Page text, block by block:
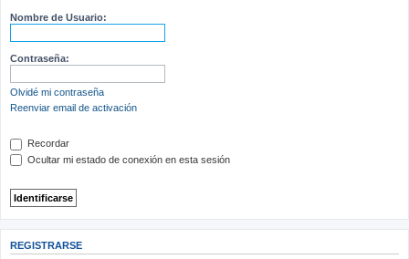
Nombre de Usuario:
Contraseña:
Olvidé mi contraseña
Reenviar email de activación
Recordar
Ocultar mi estado de conexión en esta sesión
REGISTRARSE